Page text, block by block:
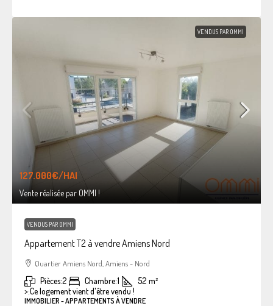
VENDUS PAR OMMI
127.000€/HAI
Vente réalisée par OMMI !
VENDUS PAR OMMI
Appartement T2 à vendre Amiens Nord
Quartier Amiens Nord, Amiens - Nord
Pièces:2 Chambre:1 52 m²
>:Ce logement vient d'être vendu !
IMMOBILIER - APPARTEMENTS À VENDRE